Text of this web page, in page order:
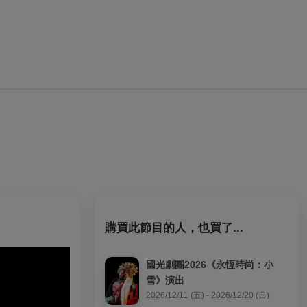
購買此節目的人，也買了...
國光劇團2026《永恆時尚：小
雪》演出
2026/12/11 (五) - 2026/12/20 (日)